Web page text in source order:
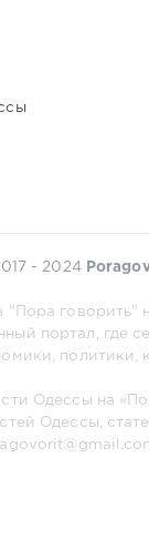
- 2024
"Пора говорить"
портал, где
политики,
Одессы на
Одессы,